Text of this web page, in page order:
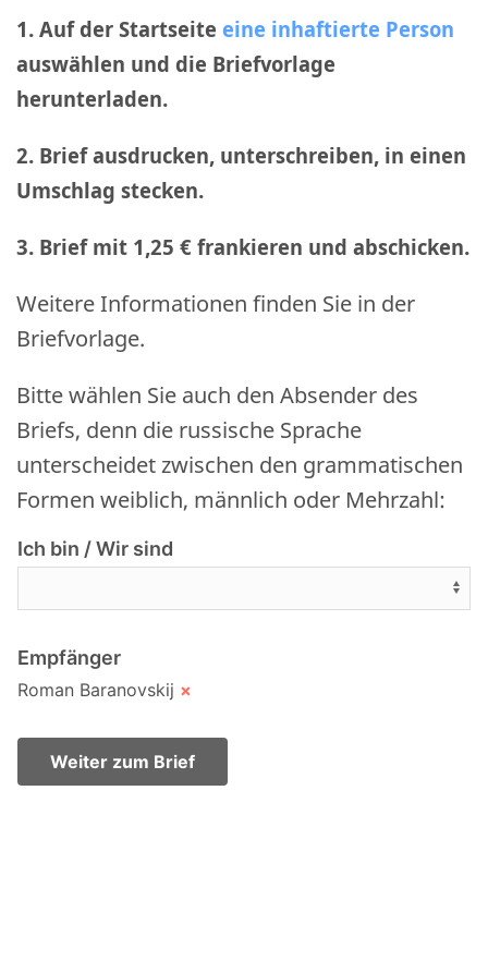
1. Auf der Startseite eine inhaftierte Person
auswählen und die Briefvorlage
herunterladen.
2. Brief ausdrucken, unterschreiben, in einen
Umschlag stecken.
3. Brief mit 1,25 € frankieren und abschicken.
Weitere Informationen finden Sie in der
Briefvorlage.
Bitte wählen Sie auch den Absender des
Briefs, denn die russische Sprache
unterscheidet zwischen den grammatischen
Formen weiblich, männlich oder Mehrzahl:
Ich bin / Wir sind
Empfänger
Roman Baranovskij ×
Weiter zum Brief